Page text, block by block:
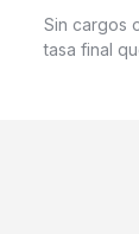
Sin cargos
tasa final